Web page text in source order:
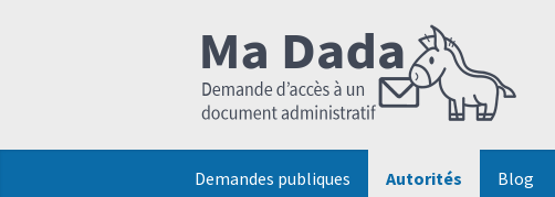
Demandes publiques Autorités Blog